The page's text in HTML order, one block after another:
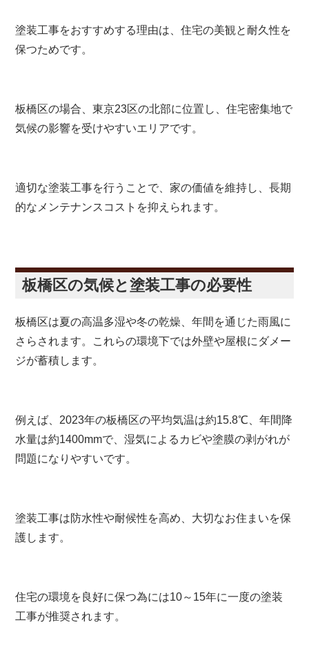
塗装工事をおすすめする理由は、住宅の美観と耐久性を
保つためです。
板橋区の場合、東京23区の北部に位置し、住宅密集地で
気候の影響を受けやすいエリアです。
適切な塗装工事を行うことで、家の価値を維持し、長期
的なメンテナンスコストを抑えられます。
板橋区の気候と塗装工事の必要性
板橋区は夏の高温多湿や冬の乾燥、年間を通じた雨風に
さらされます。これらの環境下では外壁や屋根にダメー
ジが蓄積します。
例えば、2023年の板橋区の平均気温は約15.8℃、年間降
水量は約1400mmで、湿気によるカビや塗膜の剥がれが
問題になりやすいです。
塗装工事は防水性や耐候性を高め、大切なお住まいを保
護します。
住宅の環境を良好に保つ為には10～15年に一度の塗装
工事が推奨されます。